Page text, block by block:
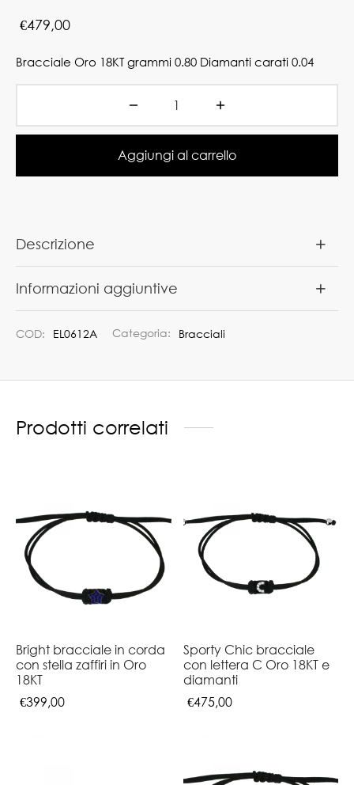
€479,00
Bracciale Oro 18KT grammi 0.80 Diamanti carati 0.04
Aggiungi al carrello
Descrizione
Informazioni aggiuntive
COD: EL0612A Categoria: Bracciali
Prodotti correlati
Bright bracciale in corda
con stella zaffiri in Oro
18KT
€399,00
Sporty Chic bracciale
con lettera C Oro 18KT e
diamanti
€475,00